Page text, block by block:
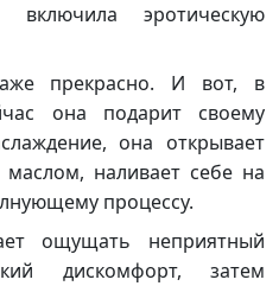
включила эротическую
прекрасно. И вот, в
она подарит своему
она открывает
наливает себе на
процессу.
ощущать неприятный
дискомфорт, затем